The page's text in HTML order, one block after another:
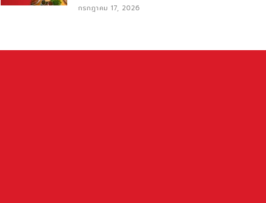
กรกฎาคม 17, 2026